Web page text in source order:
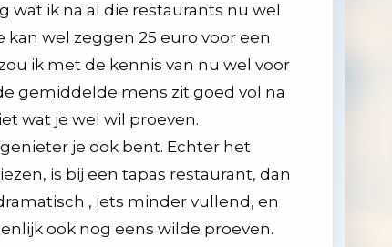
wat ik na al die restaurants nu wel
wel zeggen 25 euro voor een
ik met de kennis van nu wel voor
gemiddelde mens zit goed vol na
wat je wel wil proeven.
je ook bent. Echter het
is bij een tapas restaurant, dan
, iets minder vullend, en
ook nog eens wilde proeven.